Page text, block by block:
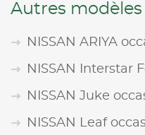
Autres modèles
NISSAN ARIYA
NISSAN Interstar
NISSAN Juke
NISSAN Leaf